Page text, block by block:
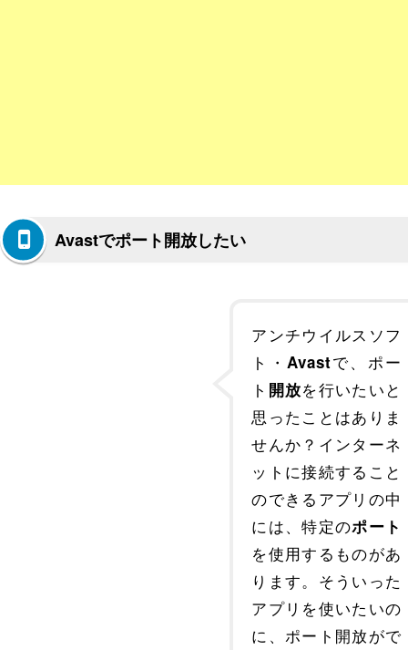
Avastでポート開放したい
アンチウイルスソフ
ト・Avastで、ポー
ト 開放を行いたいと
思ったことはありま
せんか？インターネ
ットに接続すること
のできるアプリの中
には、特定のポート
を使用するものがあ
ります。そういった
アプリを使いたいの
に、ポート開放がで